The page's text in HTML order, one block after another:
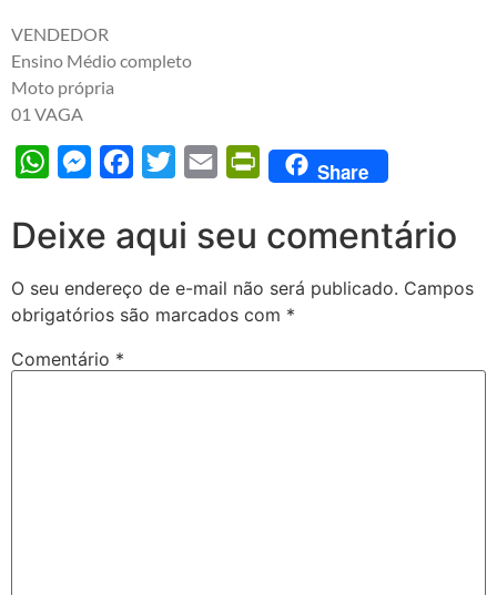
VENDEDOR
Ensino Médio completo
Moto própria
01 VAGA
WhatsAppMessengerFacebook
Twitter Email PrintFriendly
Share
Deixe aqui seu comentário
O seu endereço de e-mail não será publicado. Campos
obrigatórios são marcados com *
Comentário *